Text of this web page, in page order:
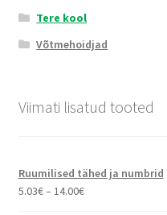
Tere kool
Võtmehoidjad
Viimati lisatud tooted
Ruumilised tähed ja numbrid
5.03€– 14.00€Hinnavahemik: